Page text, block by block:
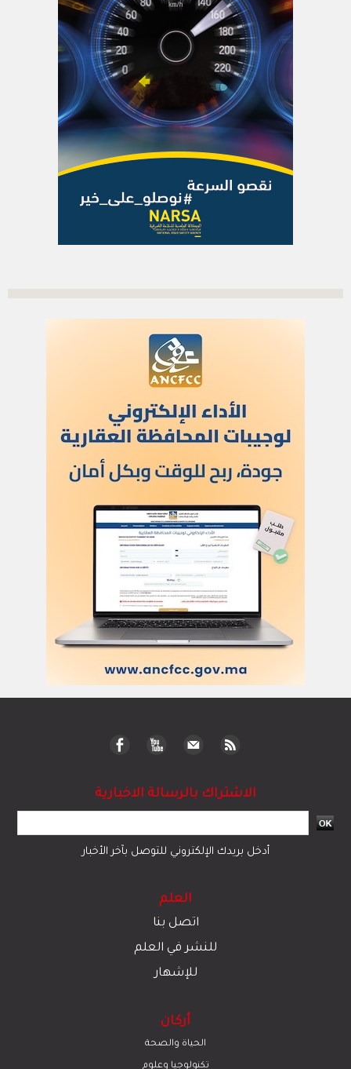
أدخل بريدك الإلكتروني للتوصل بآخر الأخبار
العلم
اتصل بنا
للنشر في العلم
للإشهار
أركان
الحياة والصحة
تكنولوجيا وعلوم
ﺛﻘﺎﻓﺔ وﻓﻧون
إعلام وتواصل
مرئيات
سياسة
دولي
رياضة
اقتصاد
© 2023 جميع الحقوق محفوظة لموقع العلم
تبادل المحتوى